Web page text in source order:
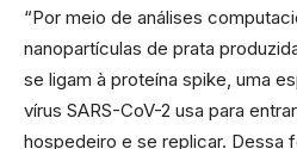
“Por meio de análises
nanopartículas de prata
se ligam à proteína spike, uma
vírus SARS-CoV-2 usa para
hospedeiro e se replicar. Dessa